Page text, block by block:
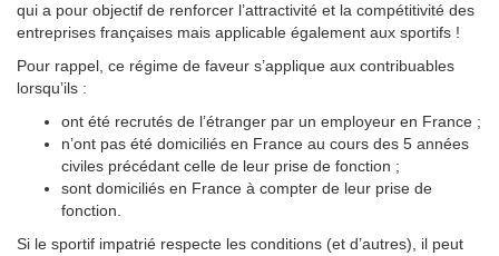
qui a pour objectif de renforcer l’attractivité et la compétitivité des
entreprises françaises mais applicable également aux sportifs !
Pour rappel, ce régime de faveur s’applique aux contribuables
lorsqu’ils :
ont été recrutés de l’étranger par un employeur en France ;
n’ont pas été domiciliés en France au cours des 5 années
civiles précédant celle de leur prise de fonction ;
sont domiciliés en France à compter de leur prise de
fonction.
Si le sportif impatrié respecte les conditions (et d’autres), il peut